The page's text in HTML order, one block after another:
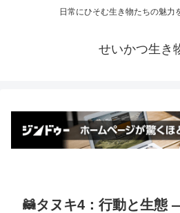
日常にひそむ生き物たちの魅力
せいかつ生き
🦝タヌキ4：行動と生態